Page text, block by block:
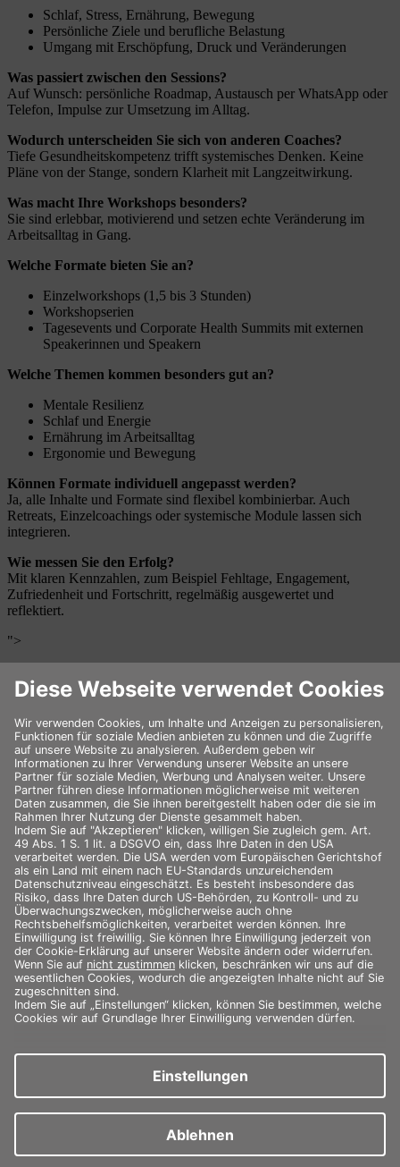
Schlaf, Stress, Ernährung, Bewegung
Persönliche Ziele und berufliche Belastung
Umgang mit Erschöpfung, Druck und Veränderungen
Was passiert zwischen den Sessions?
Auf Wunsch: persönliche Roadmap, Austausch per WhatsApp oder
Telefon, Impulse zur Umsetzung im Alltag.
Wodurch unterscheiden Sie sich von anderen Coaches?
Tiefe Gesundheitskompetenz trifft systemisches Denken. Keine
Pläne von der Stange, sondern Klarheit mit Langzeitwirkung.
Was macht Ihre Workshops besonders?
Sie sind erlebbar, motivierend und setzen echte Veränderung im
Arbeitsalltag in Gang.
Welche Formate bieten Sie an?
Einzelworkshops (1,5 bis 3 Stunden)
Workshopserien
Tagesevents und Corporate Health Summits mit externen
Speakerinnen und Speakern
Welche Themen kommen besonders gut an?
Mentale Resilienz
Schlaf und Energie
Ernährung im Arbeitsalltag
Ergonomie und Bewegung
Können Formate individuell angepasst werden?
Ja, alle Inhalte und Formate sind flexibel kombinierbar. Auch
Retreats, Einzelcoachings oder systemische Module lassen sich
integrieren.
Wie messen Sie den Erfolg?
Mit klaren Kennzahlen, zum Beispiel Fehltage, Engagement,
Zufriedenheit und Fortschritt, regelmäßig ausgewertet und
reflektiert.
">
Jetzt loslegen – gemeinsam erfolgreich
sein
Englische Planke 8
20459 Hamburg
philipp@situp-health.de
Tel.: +49 (0)40 33461091
Impressum
Datenschutz
*“ zeigt erforderliche Felder an
URL
Dieses Feld dient zur Validierung und sollte nicht verändert werden.
Vor- und Nachname
Unternehmen
E-Mail-Adresse*
Nachricht schreiben …